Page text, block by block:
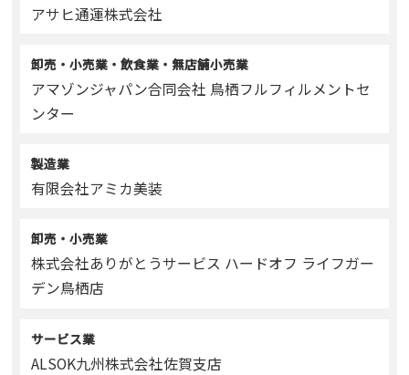
アサヒ通運株式会社
卸売・小売業・飲食業・無店舗小売業
アマゾンジャパン合同会社 鳥栖フルフィルメントセ
ンター
製造業
有限会社アミカ美装
卸売・小売業
株式会社ありがとうサービス ハードオフ ライフガー
デン鳥栖店
サービス業
ALSOK九州株式会社佐賀支店